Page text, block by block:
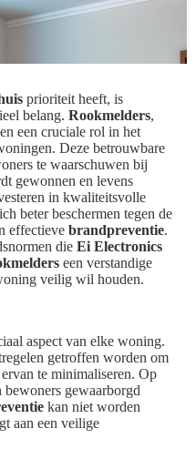
prioriteit heeft, is
belang. Rookmelders,
een cruciale rol in het
Deze betrouwbare
te waarschuwen bij
gewonnen en levens
in kwaliteitsvolle
beter beschermen tegen de
effectieve brandpreventie.
die Ei Electronics
een verstandige
veilig wil houden.
aspect van elke woning.
getroffen worden om
te minimaliseren. Op
gewaarborgd
kan niet worden
aan een veilige